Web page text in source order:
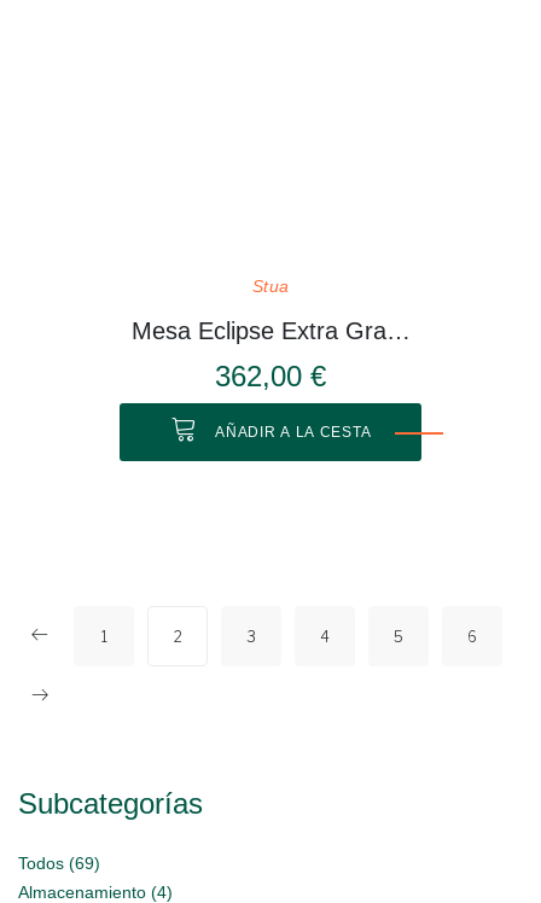
Stua
Mesa Eclipse Extra Grande
362,00 €
AÑADIR A LA CESTA
1 2 3 4 5 6
Subcategorías
Todos (69)
Almacenamiento (4)